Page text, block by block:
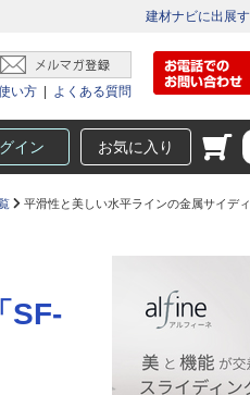
建材ナビに出展
い方 よくある質問
イン お気に入り
平滑性と美しい水平ラインの金属サイデ
SF-